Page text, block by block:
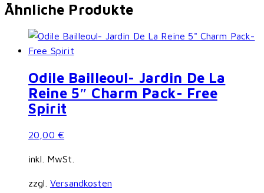
Ähnliche Produkte
Odile Bailleoul- Jardin De La
Reine 5″ Charm Pack- Free
Spirit
20,00 €
inkl. MwSt.
zzgl. Versandkosten